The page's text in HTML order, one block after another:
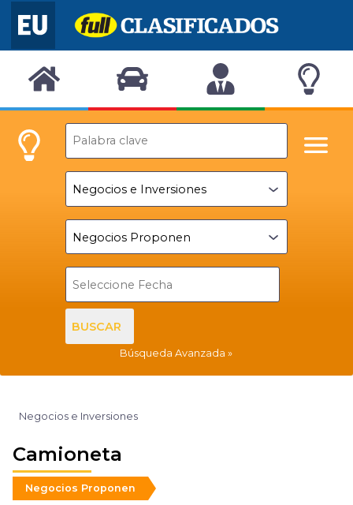
BUSCAR
Búsqueda Avanzada
Negocios e Inversiones
Camioneta
Negocios Proponen